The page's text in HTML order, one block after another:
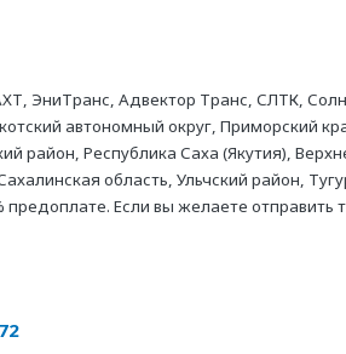
ЭниТранс, Адвектор Транс, СЛТК,
автономный округ, Приморский
район, Республика Саха (Якутия),
область, Ульчский район,
Если вы желаете отправить